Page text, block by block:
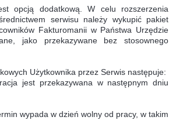
opcją dodatkową. W celu rozszerzenia
serwisu należy wykupić pakiet
Fakturomanii w Państwa Urzędzie
jako przekazywane bez stosownego
Użytkownika przez Serwis następuje:
jest przekazywana w następnym dniu
wypada w dzień wolny od pracy, w takim